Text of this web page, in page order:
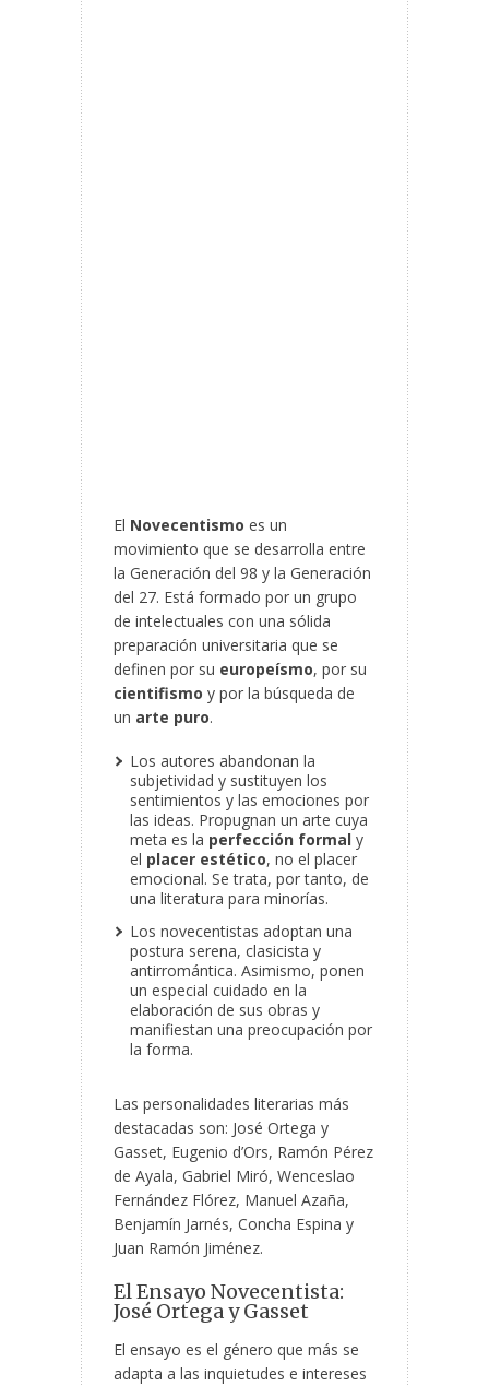
El Novecentismo es un
movimiento que se desarrolla entre
la Generación del 98 y la Generación
del 27. Está formado por un grupo
de intelectuales con una sólida
preparación universitaria que se
definen por su europeísmo, por su
cientifismo y por la búsqueda de
un arte puro.
Los autores abandonan la
subjetividad y sustituyen los
sentimientos y las emociones por
las ideas. Propugnan un arte cuya
meta es la perfección formal y
el placer estético, no el placer
emocional. Se trata, por tanto, de
una literatura para minorías.
Los novecentistas adoptan una
postura serena, clasicista y
antirromántica. Asimismo, ponen
un especial cuidado en la
elaboración de sus obras y
manifiestan una preocupación por
la forma.
Las personalidades literarias más
destacadas son: José Ortega y
Gasset, Eugenio d’Ors, Ramón Pérez
de Ayala, Gabriel Miró, Wenceslao
Fernández Flórez, Manuel Azaña,
Benjamín Jarnés, Concha Espina y
Juan Ramón Jiménez.
El Ensayo Novecentista:
José Ortega y Gasset
El ensayo es el género que más se
adapta a las inquietudes e intereses